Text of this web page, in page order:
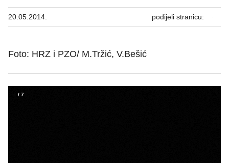
20.05.2014. podijeli stranicu:
Foto: HRZ i PZO/ M.Tržić, V.Bešić
– / 7